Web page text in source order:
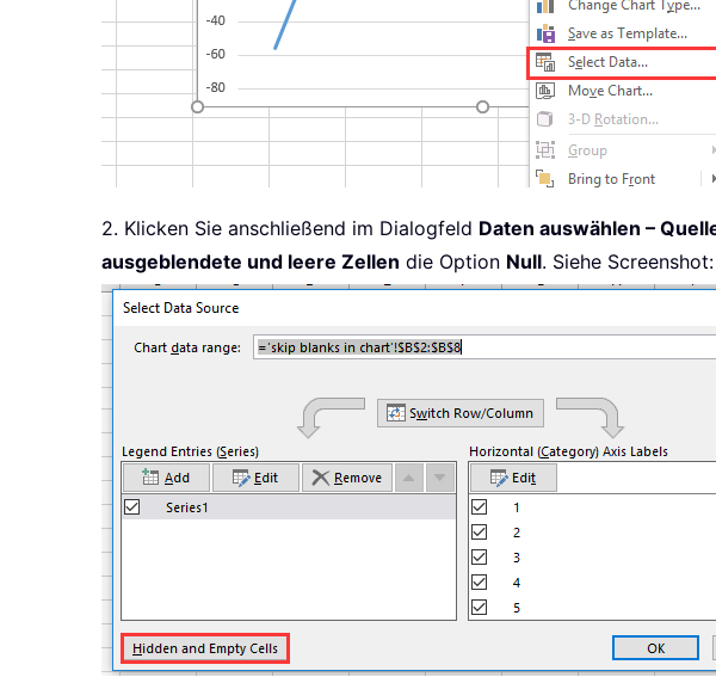
2. Klicken Sie anschließend im Dialogfeld Daten auswählen –
ausgeblendete und leere Zellen die Option Null. Siehe Screenshot: